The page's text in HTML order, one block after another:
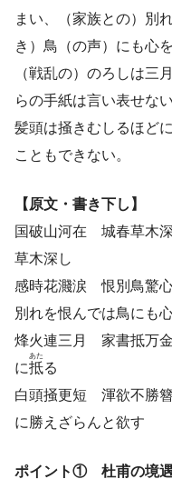
まい、（家族との）別
き）鳥（の声）にも心
（戦乱の）のろしは三
らの手紙は言い表せな
髪頭は掻きむしるほど
こともできない。
【原文・書き下し】
国破山河在 城春草木
草木深し
感時花濺涙 恨別鳥驚
別れを恨んでは鳥にも
烽火連三月 家書抵万
に抵
あた
る
白頭掻更短 渾欲不勝
に勝えざらんと欲す
ポイント① 杜甫の境